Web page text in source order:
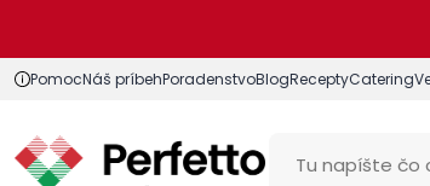
PomocNáš príbehPoradenstvoBlogReceptyCatering